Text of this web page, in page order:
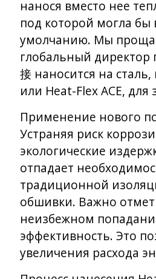
нанося вместо нее
под которой могла бы
умолчанию. Мы
глобальный директор
接 наносится на
или Heat-Flex ACE,
Применение нового
Устраняя риск
экологические
отпадает
традиционной
обшивки. Важно
неизбежном
эффективность. Это
увеличения расхода